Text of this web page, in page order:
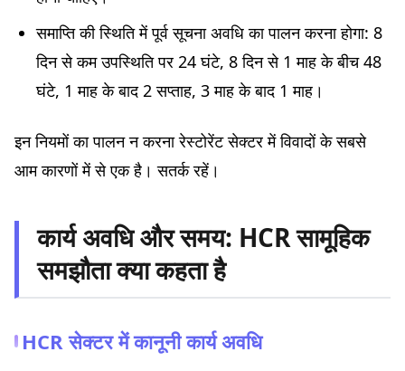
समाप्ति की स्थिति में पूर्व सूचना अवधि का पालन करना होगा: 8
दिन से कम उपस्थिति पर 24 घंटे, 8 दिन से 1 माह के बीच 48
घंटे, 1 माह के बाद 2 सप्ताह, 3 माह के बाद 1 माह।
इन नियमों का पालन न करना रेस्टोरेंट सेक्टर में विवादों के सबसे
आम कारणों में से एक है। सतर्क रहें।
कार्य अवधि और समय: HCR सामूहिक
समझौता क्या कहता है
HCR सेक्टर में कानूनी कार्य अवधि